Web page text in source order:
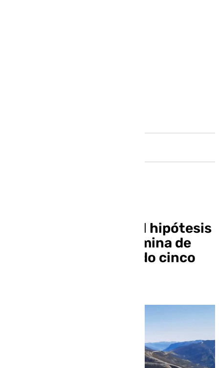
El gas grisú, principal hipótesis
de la explosión en la mina de
Asturias que ha dejado cinco